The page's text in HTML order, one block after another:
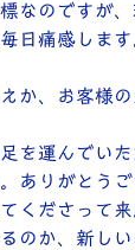
なのですが
日痛感します
か、お客様
を運んでいた
ありがとうご
くださって
のか、新し